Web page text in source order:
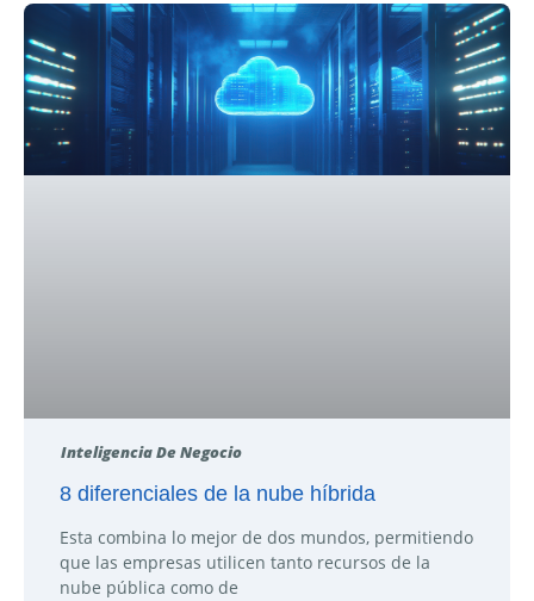
Inteligencia De Negocio
8 diferenciales de la nube híbrida
Esta combina lo mejor de dos mundos, permitiendo
que las empresas utilicen tanto recursos de la
nube pública como de